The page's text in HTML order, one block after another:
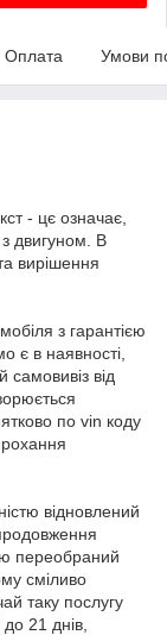
Оплата Умови
- цє означає,
двигуном. В
вирішення
з гарантією
є в наявності,
від
по vin коду
відновлений
переобраний
сміливо
таку послугу
21 днів,